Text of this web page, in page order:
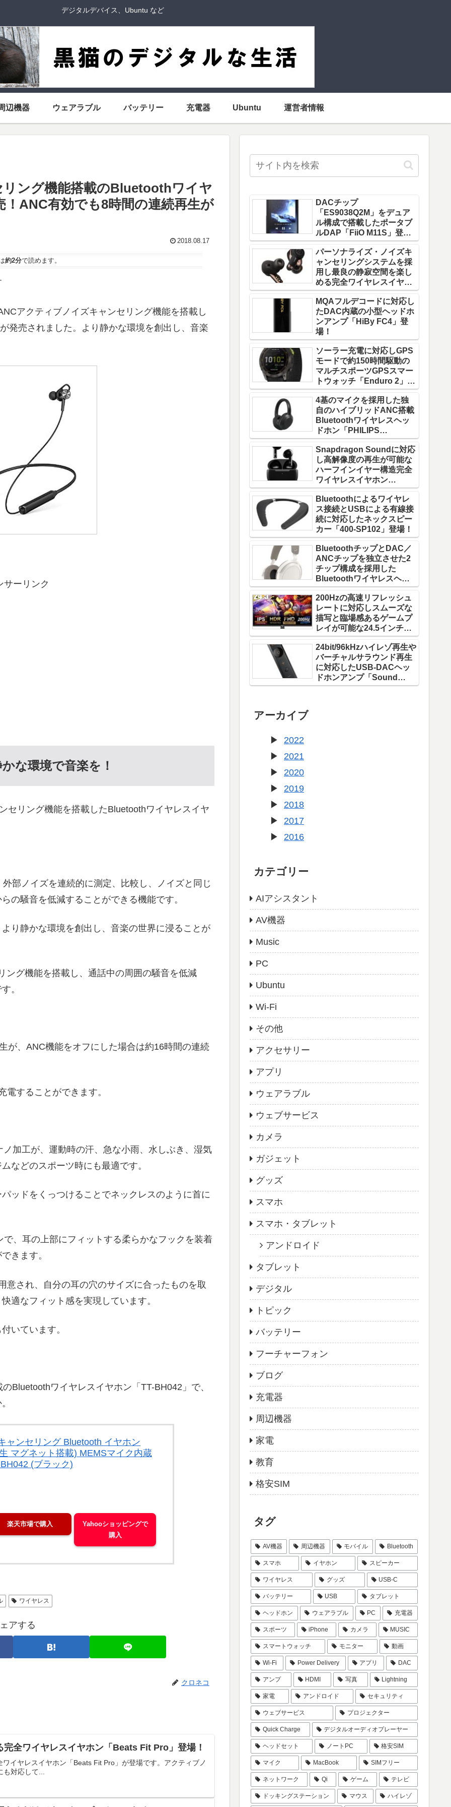
デジタルデバイス、Ubuntu など
辺機器 ウェアラブル バッテリー 充電器 Ubuntu 運営者情報
ング機能搭載のBluetoothワイヤ
ANC有効でも8時間の連続再生が
2018.08.17
約2分で読めます。
アクティブノイズキャンセリング機能を搭載し
発売されました。より静かな環境を創出し、音楽
サーリンク
な環境で音楽を！
セリング機能を搭載したBluetoothワイヤレスイヤ
部ノイズを連続的に測定、比較し、ノイズと同じ
の騒音を低減することができる機能です。
り静かな環境を創出し、音楽の世界に浸ることが
ング機能を搭載し、通話中の周囲の騒音を低減
。
が、ANC機能をオフにした場合は約16時間の連続
することができます。
加工が、運動時の汗、急な小雨、水しぶき、湿気
などのスポーツ時にも最適です。
ッドをくっつけることでネックレスのように首に
、耳の上部にフィットする柔らかなフックを装着
きます。
意され、自分の耳の穴のサイズに合ったものを取
適なフィット感を実現しています。
いています。
Bluetoothワイヤレスイヤホン「TT-BH042」で、
ャンセリング Bluetooth イヤホン
マグネット搭載) MEMSマイク内蔵
(ブラック)
楽天市場で購入
Yahooショッピングで
購入
ワイヤレス
アする
クロネコ
完全ワイヤレスイヤホン「Beats Fit Pro」登場！
イヤレスイヤホン「Beats Fit Pro」が登場です。アクティブノ
も対応して...
DACチップ
「ES9038Q2M」をデュア
ル構成で搭載したポータブ
ルDAP「FiiO M11S」登
場！
パーソナライズ・ノイズキ
ャンセリングシステムを採
用し最良の静寂空間を楽し
める完全ワイヤレスイヤホ
ン「ATH-TWX9」登場！
MQAフルデコードに対応し
たDAC内蔵の小型ヘッドホ
ンアンプ「HiBy FC4」登
場！
ソーラー充電に対応しGPS
モードで約150時間駆動の
マルチスポーツGPSスマー
トウォッチ「Enduro 2」登
場！
4基のマイクを採用した独
自のハイブリッドANC搭載
Bluetoothワイヤレスヘッ
ドホン「PHILIPS
TAH8856」登場！
Snapdragon Soundに対応
し高解像度の再生が可能な
ハーフインイヤー構造完全
ワイヤレスイヤホン
「W220T」登場！
Bluetoothによるワイヤレ
ス接続とUSBによる有線接
続に対応したネックスピー
カー「400-SP102」登場！
BluetoothチップとDAC／
ANCチップを独立させた2
チップ構成を採用した
Bluetoothワイヤレスヘッ
ドホン「MOMENTUM 4
Wireless」登場！
200Hzの高速リフレッシュ
レートに対応しスムーズな
描写と臨場感あるゲームプ
レイが可能な24.5インチゲ
ーミングモニター「FFF-
LD25G5」登場！
24bit/96kHzハイレゾ再生や
バーチャルサラウンド再生
に対応したUSB-DACヘッ
ドホンアンプ「Sound
Blaster X1」登場！
アーカイブ
2022
2021
2020
2019
2018
2017
2016
カテゴリー
AIアシスタント
AV機器
Music
PC
Ubuntu
Wi-Fi
その他
アクセサリー
アプリ
ウェアラブル
ウェブサービス
カメラ
ガジェット
グッズ
スマホ
スマホ・タブレット
アンドロイド
タブレット
デジタル
トピック
バッテリー
フーチャーフォン
ブログ
充電器
周辺機器
家電
教育
格安SIM
タグ
AV機器 周辺機器 モバイル Bluetooth
スマホ イヤホン スピーカー
ワイヤレス グッズ USB-C
バッテリー USB タブレット
ヘッドホン ウェアラブル PC 充電器
スポーツ iPhone カメラ MUSIC
スマートウォッチ モニター 動画
Wi-Fi Power Delivery アプリ DAC
アンプ HDMI 写真 Lightning
家電 アンドロイド セキュリティ
ウェブサービス プロジェクター
Quick Charge デジタルオーディオプレーヤー
ヘッドセット ノートPC 格安SIM
マイク MacBook SIMフリー
ネットワーク Qi ゲーム テレビ
ドッキングステーション マウス ハイレゾ